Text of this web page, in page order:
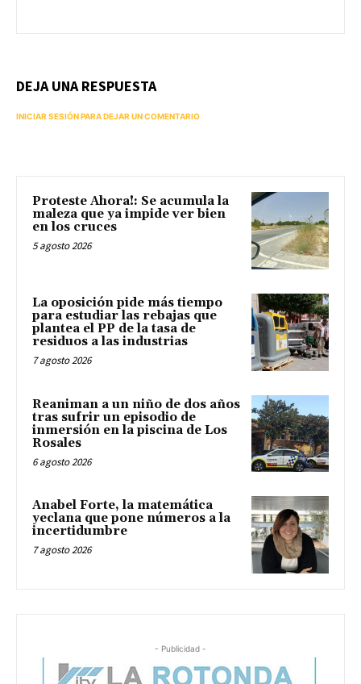
DEJA UNA RESPUESTA
INICIAR SESIÓN PARA DEJAR UN COMENTARIO
Proteste Ahora!: Se acumula la
maleza que ya impide ver bien
en los cruces
5 agosto 2026
La oposición pide más tiempo
para estudiar las rebajas que
plantea el PP de la tasa de
residuos a las industrias
7 agosto 2026
Reaniman a un niño de dos años
tras sufrir un episodio de
inmersión en la piscina de Los
Rosales
6 agosto 2026
Anabel Forte, la matemática
yeclana que pone números a la
incertidumbre
7 agosto 2026
- Publicidad -